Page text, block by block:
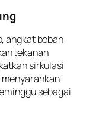
angkat beban
tekanan
sirkulasi
sebagai